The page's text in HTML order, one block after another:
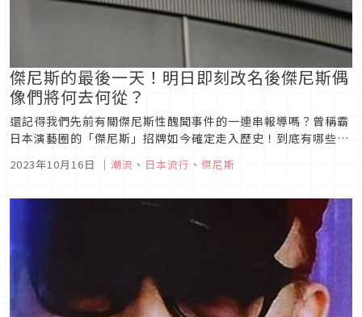
傑尼斯的最後一天！明日即刻改名後傑尼斯偶
像們將何去何從？
還記得我們先前有關傑尼斯性醜聞事件的一連串報導嗎？曾稱霸
日本演藝圈的「傑尼斯」招牌如今確定走入歷史！到底有哪些團
起來關注偶像們的後續動向吧！
2023年10月16日 ｜ 潮流 、 日本流行 、 傑尼斯